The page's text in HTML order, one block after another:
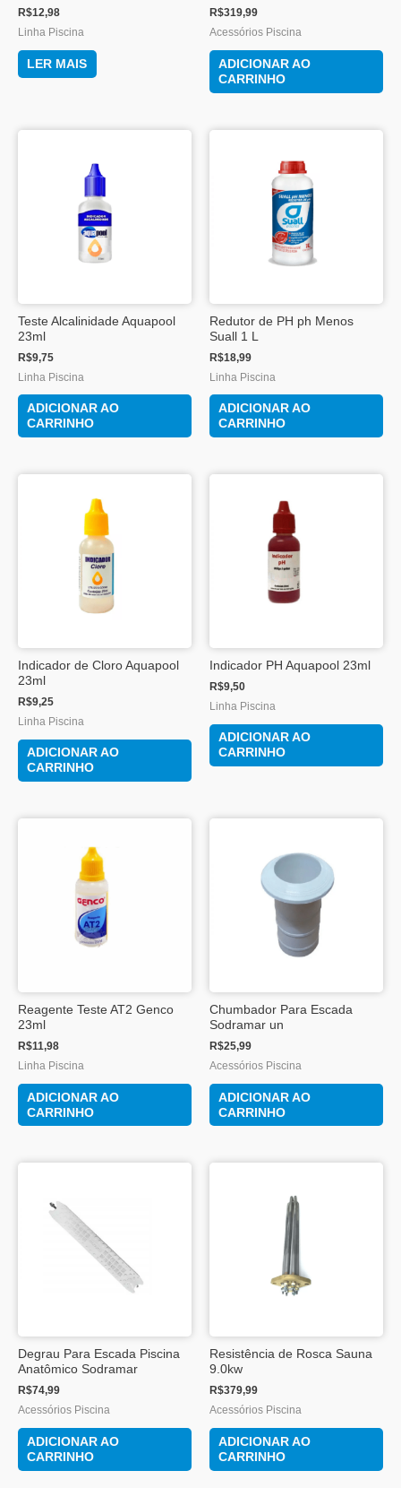
R$12,98
Linha Piscina
LER MAIS
R$319,99
Acessórios Piscina
ADICIONAR AO
CARRINHO
Teste Alcalinidade Aquapool
23ml
R$9,75
Linha Piscina
ADICIONAR AO
CARRINHO
Redutor de PH ph Menos
Suall 1 L
R$18,99
Linha Piscina
ADICIONAR AO
CARRINHO
Indicador de Cloro Aquapool
23ml
R$9,25
Linha Piscina
ADICIONAR AO
CARRINHO
Indicador PH Aquapool 23ml
R$9,50
Linha Piscina
ADICIONAR AO
CARRINHO
Reagente Teste AT2 Genco
23ml
R$11,98
Linha Piscina
ADICIONAR AO
CARRINHO
Chumbador Para Escada
Sodramar un
R$25,99
Acessórios Piscina
ADICIONAR AO
CARRINHO
Degrau Para Escada Piscina
Anatômico Sodramar
R$74,99
Acessórios Piscina
ADICIONAR AO
CARRINHO
Resistência de Rosca Sauna
9.0kw
R$379,99
Acessórios Piscina
ADICIONAR AO
CARRINHO